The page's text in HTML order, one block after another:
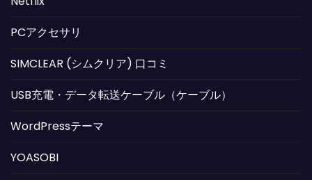
PCアクセサリ
SIMCLEAR (シムクリア) 口コミ
USB充電・データ転送ケーブル（ケーブル）
WordPressテーマ
YOASOBI